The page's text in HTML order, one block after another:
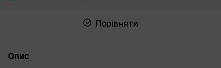
Порівняти
Опис